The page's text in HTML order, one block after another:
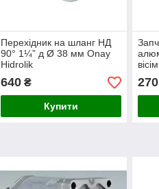
Перехідник на шланг НД
90° 1¼” д Ø 38 мм Onay
Hidrolik
640₴
Купити
270